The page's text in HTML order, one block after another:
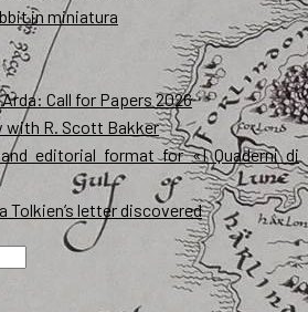
in miniatura
Arda: Call for Papers 2026
with R. Scott Bakker
editorial format for «I Quaderni di
Tolkien’s letter discovered